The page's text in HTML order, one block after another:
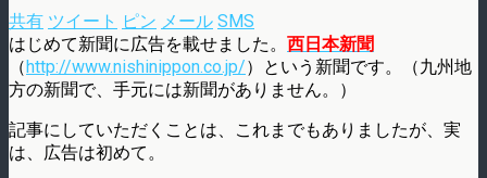
共有 ツイート ピン メール SMS
はじめて新聞に広告を載せました。 西日本新聞
（http://www.nishinippon.co.jp/）という新聞です。（九州地
方の新聞で、手元には新聞がありません。）
記事にしていただくことは、これまでもありましたが、実
は、広告は初めて。